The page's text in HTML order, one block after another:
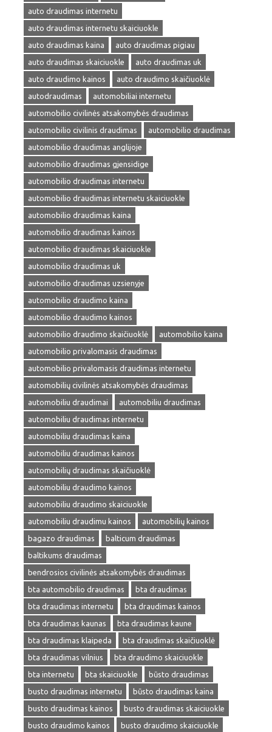
auto draudimas internetu
auto draudimas internetu skaiciuokle
auto draudimas kaina
auto draudimas pigiau
auto draudimas skaiciuokle
auto draudimas uk
auto draudimo kainos
auto draudimo skaičiuoklė
autodraudimas
automobiliai internetu
automobilio civilinės atsakomybės draudimas
automobilio civilinis draudimas
automobilio draudimas
automobilio draudimas anglijoje
automobilio draudimas gjensidige
automobilio draudimas internetu
automobilio draudimas internetu skaiciuokle
automobilio draudimas kaina
automobilio draudimas kainos
automobilio draudimas skaiciuokle
automobilio draudimas uk
automobilio draudimas uzsienyje
automobilio draudimo kaina
automobilio draudimo kainos
automobilio draudimo skaičiuoklė
automobilio kaina
automobilio privalomasis draudimas
automobilio privalomasis draudimas internetu
automobilių civilinės atsakomybės draudimas
automobiliu draudimai
automobiliu draudimas
automobiliu draudimas internetu
automobiliu draudimas kaina
automobiliu draudimas kainos
automobilių draudimas skaičiuoklė
automobiliu draudimo kainos
automobiliu draudimo skaiciuokle
automobiliu draudimu kainos
automobilių kainos
bagazo draudimas
balticum draudimas
baltikums draudimas
bendrosios civilinės atsakomybės draudimas
bta automobilio draudimas
bta draudimas
bta draudimas internetu
bta draudimas kainos
bta draudimas kaunas
bta draudimas kaune
bta draudimas klaipeda
bta draudimas skaičiuoklė
bta draudimas vilnius
bta draudimo skaiciuokle
bta internetu
bta skaiciuokle
būsto draudimas
busto draudimas internetu
būsto draudimas kaina
busto draudimas kainos
busto draudimas skaiciuokle
busto draudimo kainos
busto draudimo skaiciuokle